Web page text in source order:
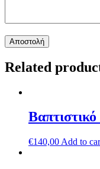
Related
€140,00 Add to